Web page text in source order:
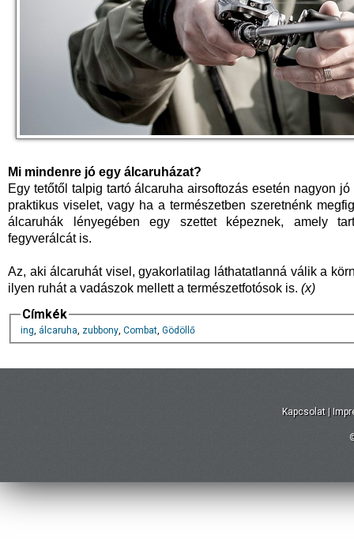
Mi mindenre jó egy álcaruházat?
Egy tetőtől talpig tartó álcaruha airsoftozás esetén nagyon
praktikus viselet, vagy ha a természetben szeretnénk
álcaruhák lényegében egy szettet képeznek, amely
fegyverálcát is.
Az, aki álcaruhát visel, gyakorlatilag láthatatlanná válik a
ilyen ruhát a vadászok mellett a természetfotósok is. (x)
Címkék
ing, álcaruha, zubbony, Combat, Gödöllő
Kapcsolat |